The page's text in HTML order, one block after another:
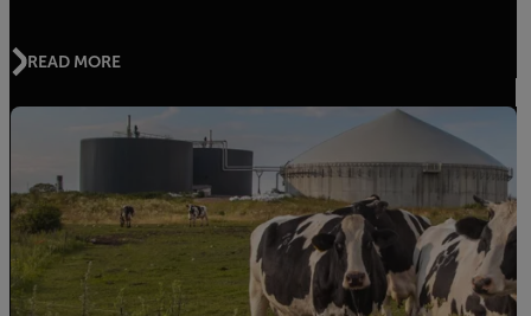
READ MORE